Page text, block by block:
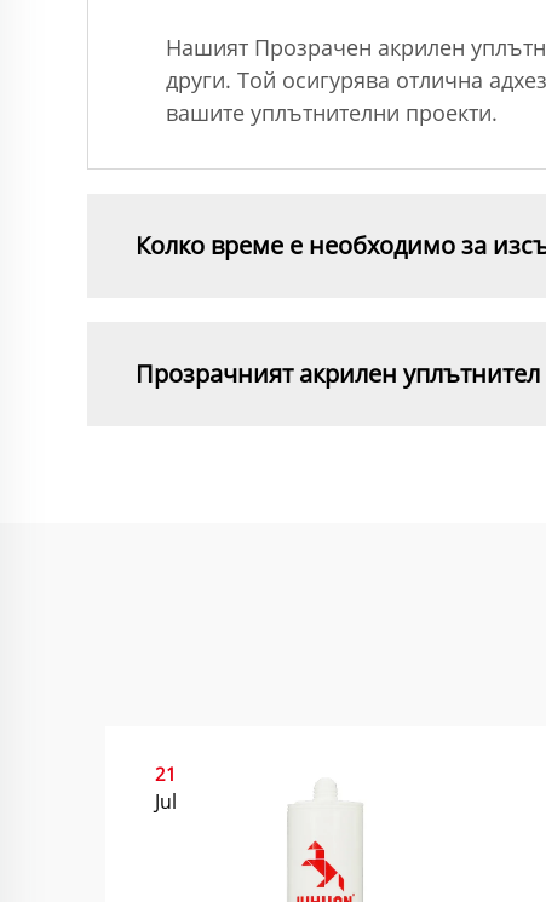
Нашият Прозрачен акрилен
други. Той осигурява отлична
вашите уплътнителни проекти.
Колко време е необходимо за
Прозрачният акрилен уплътнител
21
Jul